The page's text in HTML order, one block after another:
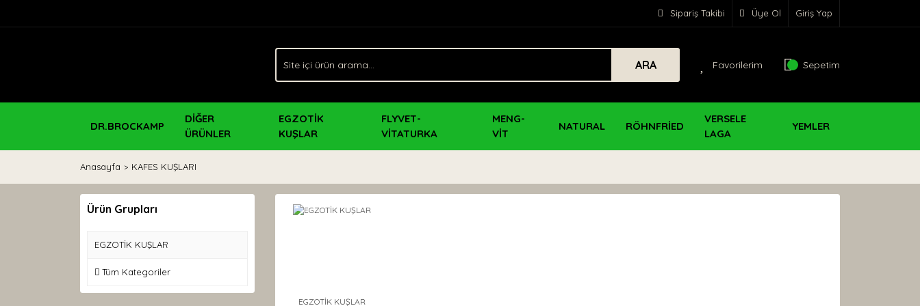
Sipariş Takibi Üye Ol Giriş Yap
ARA Favorilerim Sepetim
DR.BROCKAMP
DİĞER
ÜRÜNLER
EGZOTİK
KUŞLAR
FLYVET-
VİTATURKA
MENG-
VİT
NATURAL RÖHNFRİED
VERSELE
LAGA
YEMLER
Anasayfa KAFES KUŞLARI
Ürün Grupları
EGZOTİK KUŞLAR
Tüm Kategoriler
EGZOTİK KUŞLAR